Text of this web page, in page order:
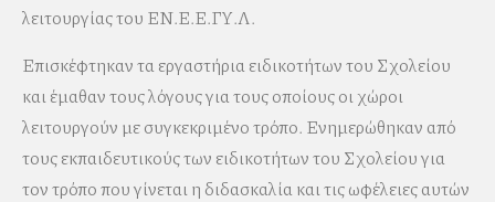
λειτουργίας του ΕΝ.Ε.Ε.ΓΥ.Λ.
Επισκέφτηκαν τα εργαστήρια ειδικοτήτων του Σχολείου
και έμαθαν τους λόγους για τους οποίους οι χώροι
λειτουργούν με συγκεκριμένο τρόπο. Ενημερώθηκαν από
τους εκπαιδευτικούς των ειδικοτήτων του Σχολείου για
τον τρόπο που γίνεται η διδασκαλία και τις ωφέλειες αυτών